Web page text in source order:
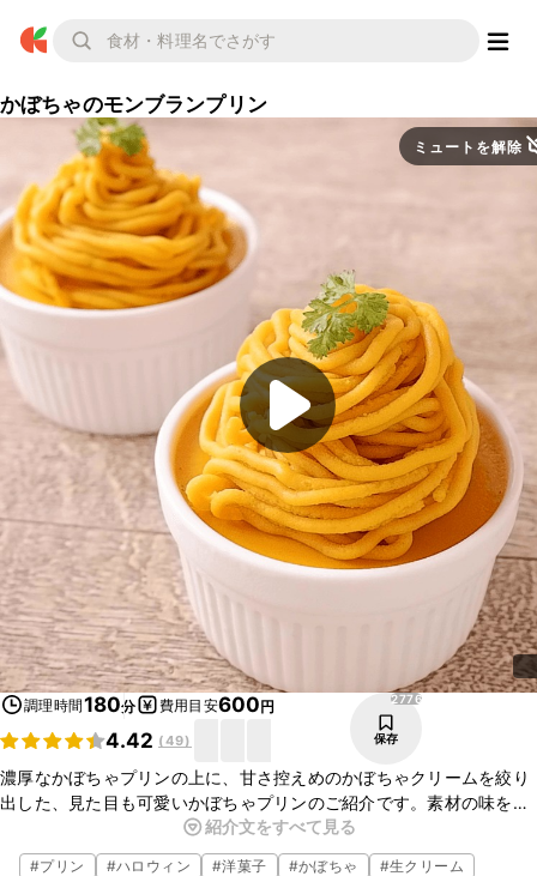
かぼちゃのモンブランプリン
ミュートを解除
調理時間180分 費用目安600円
4.42 (49)
2776
保存
濃厚なかぼちゃプリンの上に、甘さ控えめのかぼちゃクリームを絞り
出した、見た目も可愛いかぼちゃプリンのご紹介です。素材の味を楽
しめる逸品ですよ。ご家庭でもお作りいただけますので、この機会に
ぜひ作ってみてくださいね。
紹介文をすべて見る
#プリン #ハロウィン #洋菓子 #かぼちゃ #生クリーム